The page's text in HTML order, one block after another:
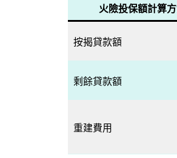
火險投保額計算
按揭貸款額
剩餘貸款額
重建費用